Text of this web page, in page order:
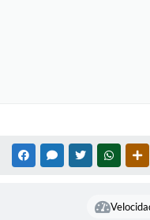
FACEBOOKMESSENGER
TWITTER